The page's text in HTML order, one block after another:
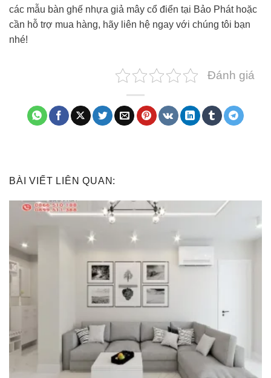
các mẫu bàn ghế nhựa giả mây cổ điển tại Bảo Phát hoặc
cần hỗ trợ mua hàng, hãy liên hệ ngay với chúng tôi bạn
nhé!
Đánh giá
BÀI VIẾT LIÊN QUAN: